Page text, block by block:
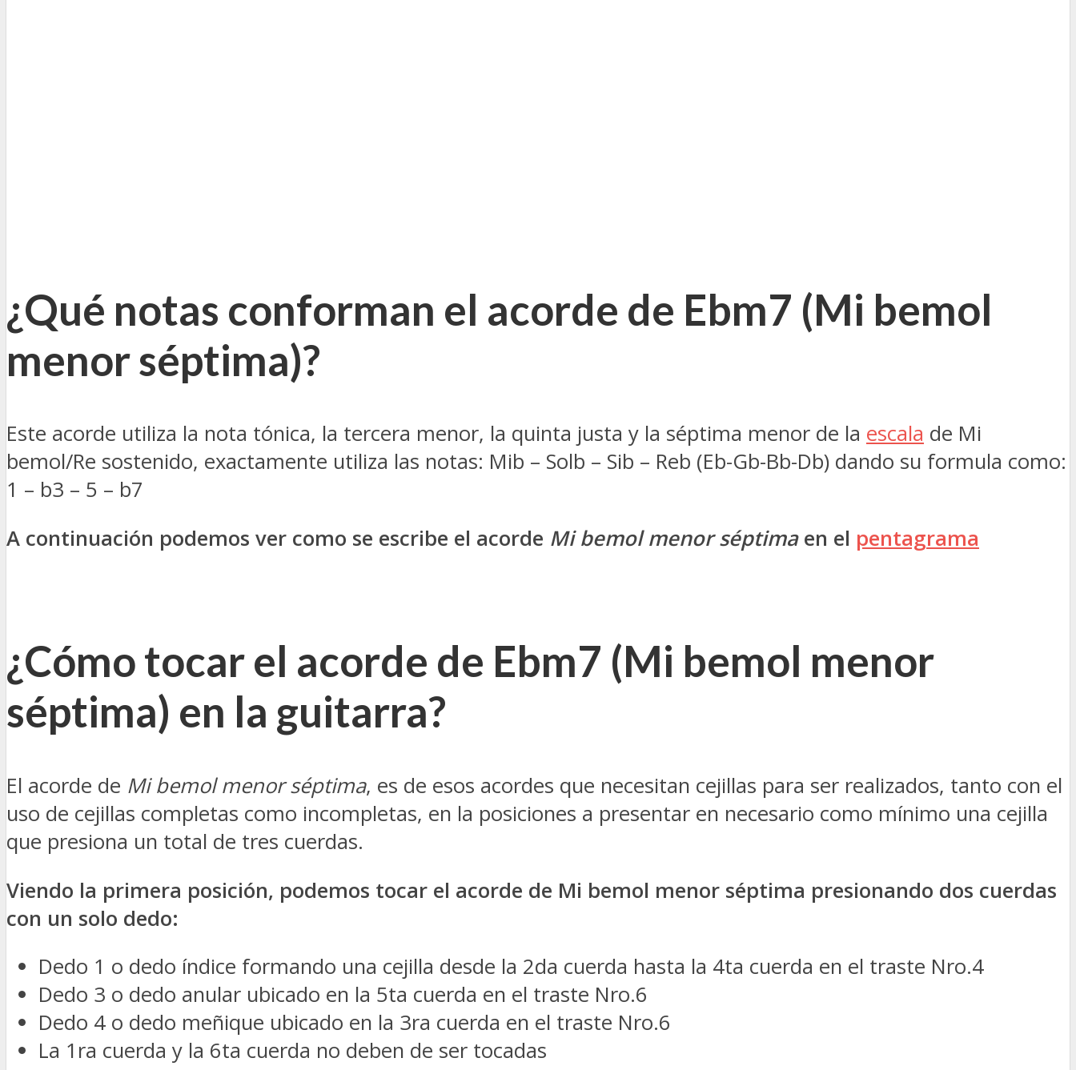
¿Qué notas conforman el acorde de Ebm7 (Mi bemol
menor séptima)?
Este acorde utiliza la nota tónica, la tercera menor, la quinta justa y la séptima menor de la escala de Mi
bemol/Re sostenido, exactamente utiliza las notas: Mib – Solb – Sib – Reb (Eb-Gb-Bb-Db) dando su formula como:
1 – b3 – 5 – b7
A continuación podemos ver como se escribe el acorde Mi bemol menor séptimaen el pentagrama
¿Cómo tocar el acorde de Ebm7 (Mi bemol menor
séptima) en la guitarra?
El acorde de Mi bemol menor séptima, es de esos acordes que necesitan cejillas para ser realizados, tanto con el
uso de cejillas completas como incompletas, en la posiciones a presentar en necesario como mínimo una cejilla
que presiona un total de tres cuerdas.
Viendo la primera posición, podemos tocar el acorde de Mi bemol menor séptima presionando dos cuerdas
con un solo dedo:
Dedo 1 o dedo índice formando una cejilla desde la 2da cuerda hasta la 4ta cuerda en el traste Nro.4
Dedo 3 o dedo anular ubicado en la 5ta cuerda en el traste Nro.6
Dedo 4 o dedo meñique ubicado en la 3ra cuerda en el traste Nro.6
La 1ra cuerda y la 6ta cuerda no deben de ser tocadas